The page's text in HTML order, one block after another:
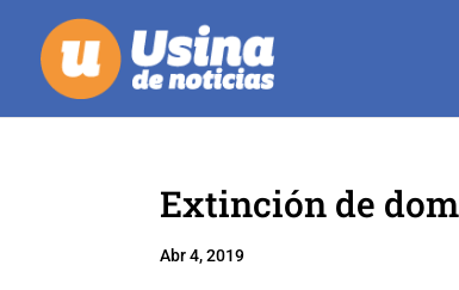
Extinción de
Abr 4, 2019